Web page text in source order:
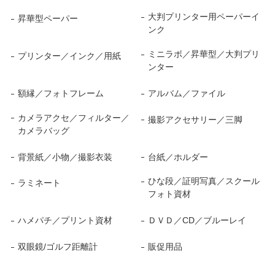
昇華型ペーパー
大判プリンター用ペーパーイ
ンク
プリンター／インク／用紙
ミニラボ／昇華型／大判プリ
ンター
額縁／フォトフレーム アルバム／ファイル
カメラアクセ／フィルター／
カメラバッグ
撮影アクセサリー／三脚
背景紙／小物／撮影衣装 台紙／ホルダー
ラミネート
ひな段／証明写真／スクール
フォト資材
ハメパチ／プリント資材 ＤＶＤ／CD／ブルーレイ
双眼鏡/ゴルフ距離計 販促用品